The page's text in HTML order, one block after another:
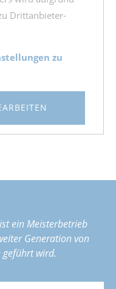
Drittanbieter-
zu
ein Meisterbetrieb
Generation von
wird.